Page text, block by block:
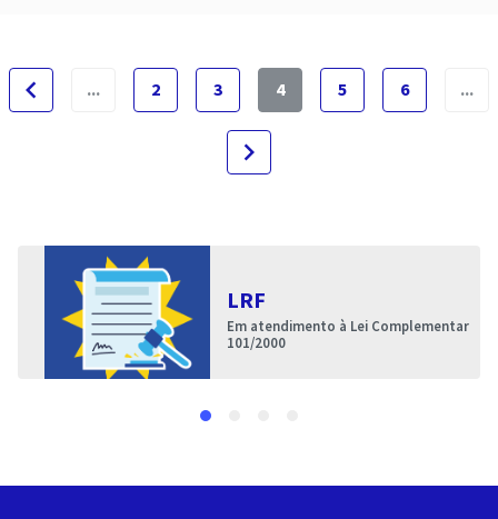
navigate_before ... 2 3 4 5 6 ...
navigate_next
LRF
Em atendimento à Lei Complementar
101/2000